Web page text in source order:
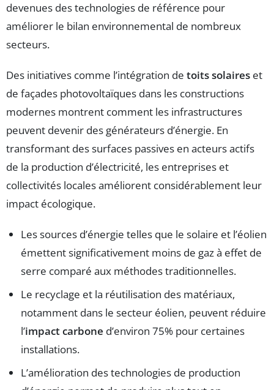
devenues des technologies de référence pour
améliorer le bilan environnemental de nombreux
secteurs.
Des initiatives comme l’intégration de toits solaires et
de façades photovoltaïques dans les constructions
modernes montrent comment les infrastructures
peuvent devenir des générateurs d’énergie. En
transformant des surfaces passives en acteurs actifs
de la production d’électricité, les entreprises et
collectivités locales améliorent considérablement leur
impact écologique.
Les sources d’énergie telles que le solaire et l’éolien
émettent significativement moins de gaz à effet de
serre comparé aux méthodes traditionnelles.
Le recyclage et la réutilisation des matériaux,
notamment dans le secteur éolien, peuvent réduire
l’impact carbone d’environ 75% pour certaines
installations.
L’amélioration des technologies de production